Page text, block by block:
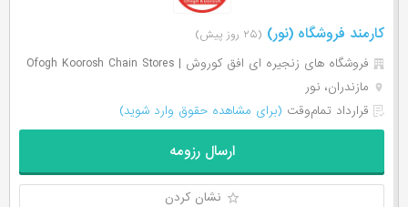
کارمند فروشگاه (نور) (۲۵ روز پیش)
فروشگاه های زنجیره ای افق کوروش | Ofogh Koorosh Chain Stores
مازندران، نور
قرارداد تمام‌وقت (برای مشاهده حقوق وارد شوید)
ارسال رزومه
نشان کردن